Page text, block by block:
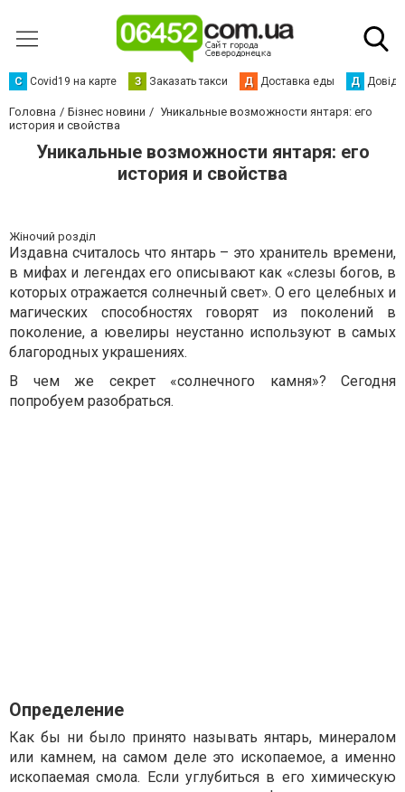
С Сovid19 на карте З Заказать такси Д Доставка еды Д
Головна Бізнес новини
Уникальные возможности янтаря: его
история и свойства
Уникальные возможности янтаря: его
история и свойства
Жіночий розділ
Издавна считалось что янтарь – это хранитель времени,
в мифах и легендах его описывают как «слезы богов, в
которых отражается солнечный свет». О его целебных и
магических способностях говорят из поколений в
поколение, а ювелиры неустанно используют в самых
благородных украшениях.
В чем же секрет «солнечного камня»? Сегодня
попробуем разобраться.
Определение
Как бы ни было принято называть янтарь, минералом
или камнем, на самом деле это ископаемое, а именно
ископаемая смола. Если углубиться в его химическую